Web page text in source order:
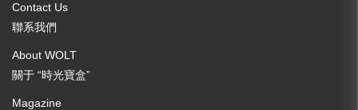
Contact Us
聯系我們
About WOLT
關于 “時光寶盒”
Magazine